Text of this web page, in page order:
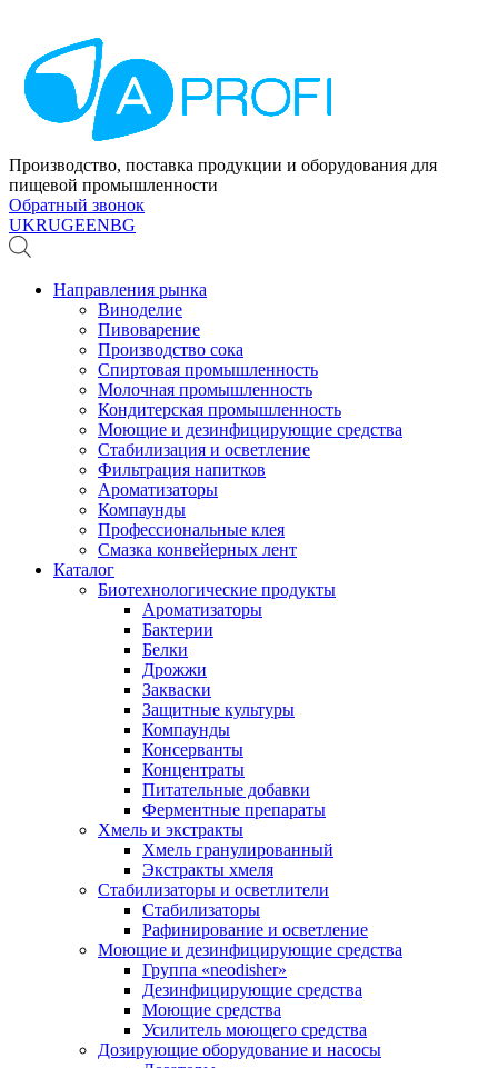
Производство, поставка продукции и оборудования для
пищевой промышленности
Обратный звонок
UKRUGEENBG
Направления рынка
Виноделие
Пивоварение
Производство сока
Спиртовая промышленность
Молочная промышленность
Кондитерская промышленность
Моющие и дезинфицирующие средства
Стабилизация и осветление
Фильтрация напитков
Ароматизаторы
Компаунды
Профессиональные клея
Смазка конвейерных лент
Каталог
Биотехнологические продукты
Ароматизаторы
Бактерии
Белки
Дрожжи
Закваски
Защитные культуры
Компаунды
Консерванты
Концентраты
Питательные добавки
Ферментные препараты
Хмель и экстракты
Хмель гранулированный
Экстракты хмеля
Cтабилизаторы и осветлители
Стабилизаторы
Рафинирование и осветление
Моющие и дезинфицирующие средства
Группа «neodisher»
Дезинфицирующие средства
Моющие средства
Усилитель моющего средства
Дозирующие оборудование и насосы